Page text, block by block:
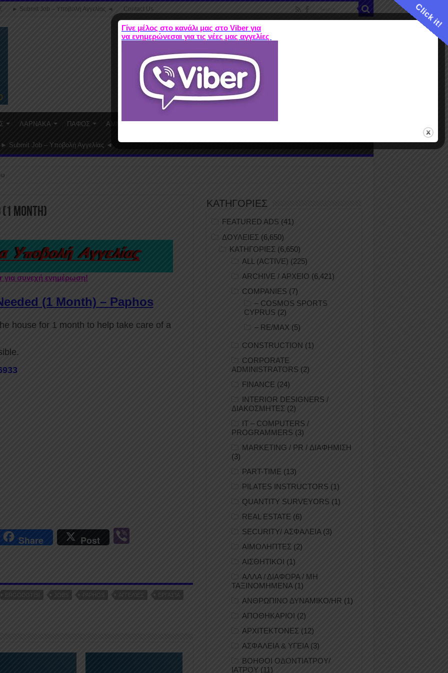
► Submit Job – Υποβολή Αγγελίας ◄ Contact Us
ΛΑΡΝΑΚΑ ΠΑΦΟΣ ΑΜΜΟΧΩΣΤΟΣ
► Submit Job – Υποβολή Αγγελίας ◄
(1 Month)
για συνεχή ενημέρωση!
(1 Month) – Paphos
house for 1 month to help take care of a
Share Post
ERGODOTISI JOBS PAPHOS ΑΓΓΕΛΊΕΣ ΕΡΓΑΣΊΑ
ΚΑΤΗΓΟΡΙΕΣ
FEATURED ADS (41)
ΔΟΥΛΕΙΕΣ (6,650)
ΚΑΤΗΓΟΡΙΕΣ (6,650)
ALL (ACTIVE) (225)
ARCHIVE / ΑΡΧΕΙΟ (6,421)
COMPANIES (7)
– COSMOS SPORTS
CYPRUS (2)
– RE/MAX (5)
CONSTRUCTION (1)
CORPORATE
ADMINISTRATORS (2)
FINANCE (24)
INTERIOR DESIGNERS /
ΔΙΑΚΟΣΜΗΤΕΣ (2)
IT – COMPUTERS /
PROGRAMMERS (3)
MARKETING / PR / ΔΙΑΦΗΜΙΣΗ
(3)
PART-TIME (13)
PILATES INSTRUCTORS (1)
QUANTITY SURVEYORS (1)
REAL ESTATE (6)
SECURITY/ ΑΣΦΑΛΕΙΑ(3)
ΑΙΜΟΛΗΠΤΕΣ (2)
ΑΙΣΘΗΤΙΚΟΙ (1)
ΑΛΛΑ / ΔΙΑΦΟΡΑ / ΜΗ
ΤΑΞΙΝΟΜΗΜΕΝΑ(1)
ΑΝΘΡΩΠΙΝΟ ΔΥΝΑΜΙΚΟ/HR (1)
ΑΠΟΘΗΚΑΡΙΟΙ (2)
ΑΡΧΙΤΕΚΤΟΝΕΣ (12)
ΑΣΦΑΛΕΙΑ & ΥΓΕΙΑ (3)
ΒΟΗΘΟΙ ΟΔΟΝΤΙΑΤΡΟΥ/
ΙΑΤΡΟΥ(11)
Click it!
Γίνε μέλος στο κανάλι μας στο Viber για
να ενημερώνεσαι για τις νέες μας αγγελίες